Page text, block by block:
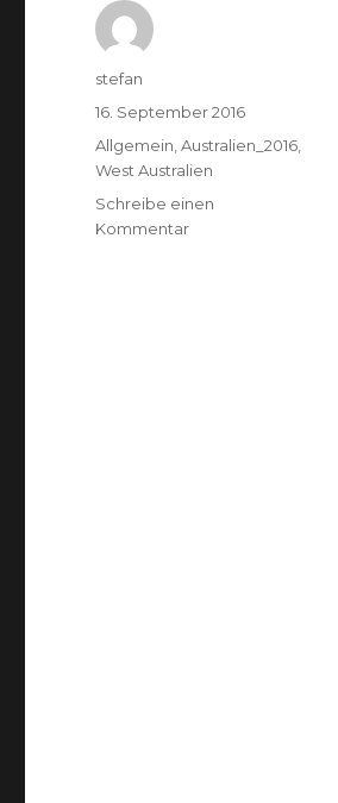
Autor
stefan
Veröffentlicht
am
16. September 2016
Kategorien
Allgemein,Australien_2016,
West Australien
Schreibe einen
Kommentarzu